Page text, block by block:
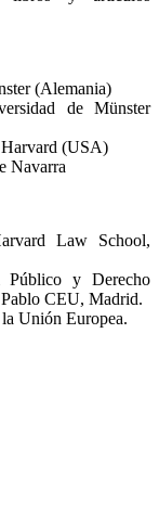
(Alemania)
de Münster
(USA)
Navarra
Law School,
Público y Derecho
CEU, Madrid.
la Unión Europea.